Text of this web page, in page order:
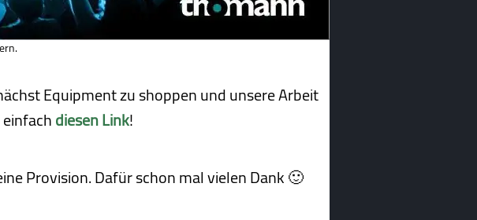
Equipment zu shoppen und unsere Arbeit
diesen Link!
Pro­vi­sion. Dafür schon mal vielen Dank 🙂